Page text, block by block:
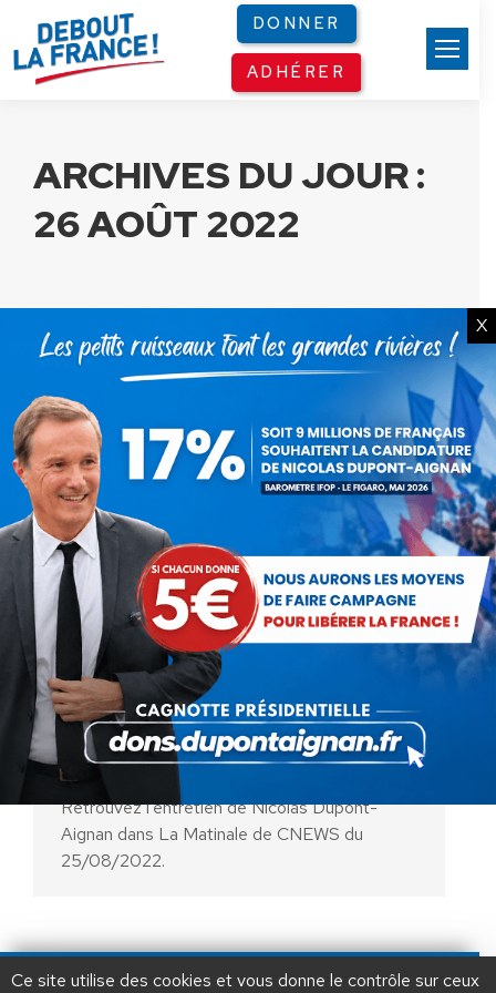
DONNER
ADHÉRER
ARCHIVES DU JOUR :
26 AOÛT 2022
Nicolas Dupont-Aignan dans La
Matinale de CNEWS du
25/08/2022
Vidéo ParNicolas Dupont-Aignan
26 août 2022
Retrouvez l’entretien de Nicolas Dupont-
Aignan dans La Matinale de CNEWS du
25/08/2022.
X
LIBÉRER LA FRANCE
JE FAIS UN DON À DLF
Panneau de gestion des cookies
Ce site utilise des cookies et vous donne le contrôle sur ceux